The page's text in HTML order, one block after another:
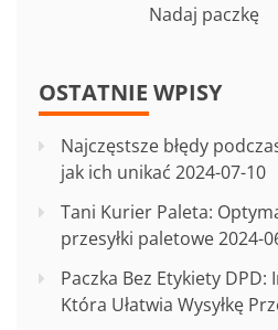
Nadaj paczkę
OSTATNIE WPISY
Najczęstsze błędy
jak ich unikać 2024-07-10
Tani Kurier Paleta:
przesyłki paletowe2024-
Paczka Bez Etykiety DPD:
Która Ułatwia Wysyłkę